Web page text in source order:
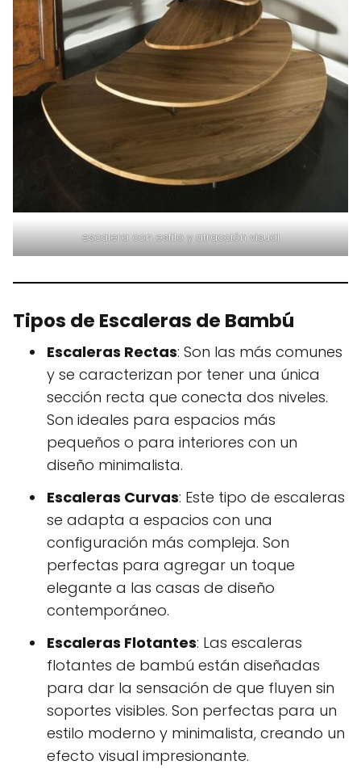
escalera con estilo y atracción visual
Tipos de Escaleras de Bambú
Escaleras Rectas: Son las más comunes
y se caracterizan por tener una única
sección recta que conecta dos niveles.
Son ideales para espacios más
pequeños o para interiores con un
diseño minimalista.
Escaleras Curvas: Este tipo de escaleras
se adapta a espacios con una
configuración más compleja. Son
perfectas para agregar un toque
elegante a las casas de diseño
contemporáneo.
Escaleras Flotantes: Las escaleras
flotantes de bambú están diseñadas
para dar la sensación de que fluyen sin
soportes visibles. Son perfectas para un
estilo moderno y minimalista, creando un
efecto visual impresionante.